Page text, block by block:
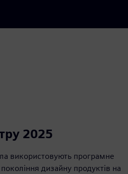
2025
використовують програмне
дизайну продуктів на